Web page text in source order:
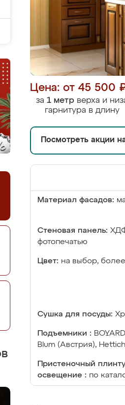
Цена: от 45 500
за 1 метр верха и
гарнитура в длину
Посмотреть акции
Материал фасадов:
Стеновая панель:
фотопечатью
Цвет: на выбор,
Сушка для посуды:
Подъемники :
Blum (Австрия),
Пристеночный
освещение : по